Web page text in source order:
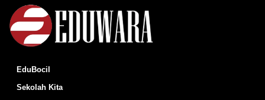
EduBocil
Sekolah Kita